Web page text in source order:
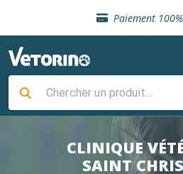
Paiement
Livraison gratuite en
Sélection de
Livraison gratuite en
Retour gratuit
Sélection de
CLINIQUE
SAINT